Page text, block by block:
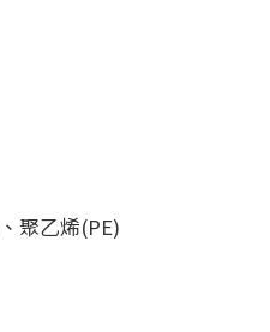
聚乙烯(PE)